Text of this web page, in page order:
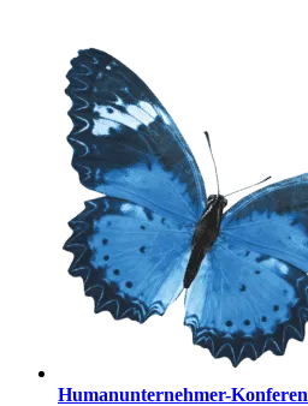
springen
Humanunternehmer-